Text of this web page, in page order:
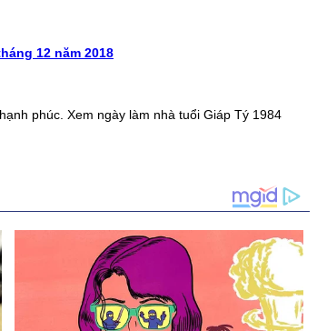
12 năm 2018
phúc. Xem ngày làm nhà tuổi Giáp Tý 1984